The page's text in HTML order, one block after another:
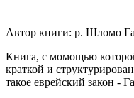
Автор книги: р. Шломо
Книга, с момощью
краткой и
такое еврейский закон -